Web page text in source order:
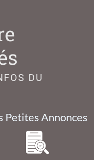
DU
Petites Annonces